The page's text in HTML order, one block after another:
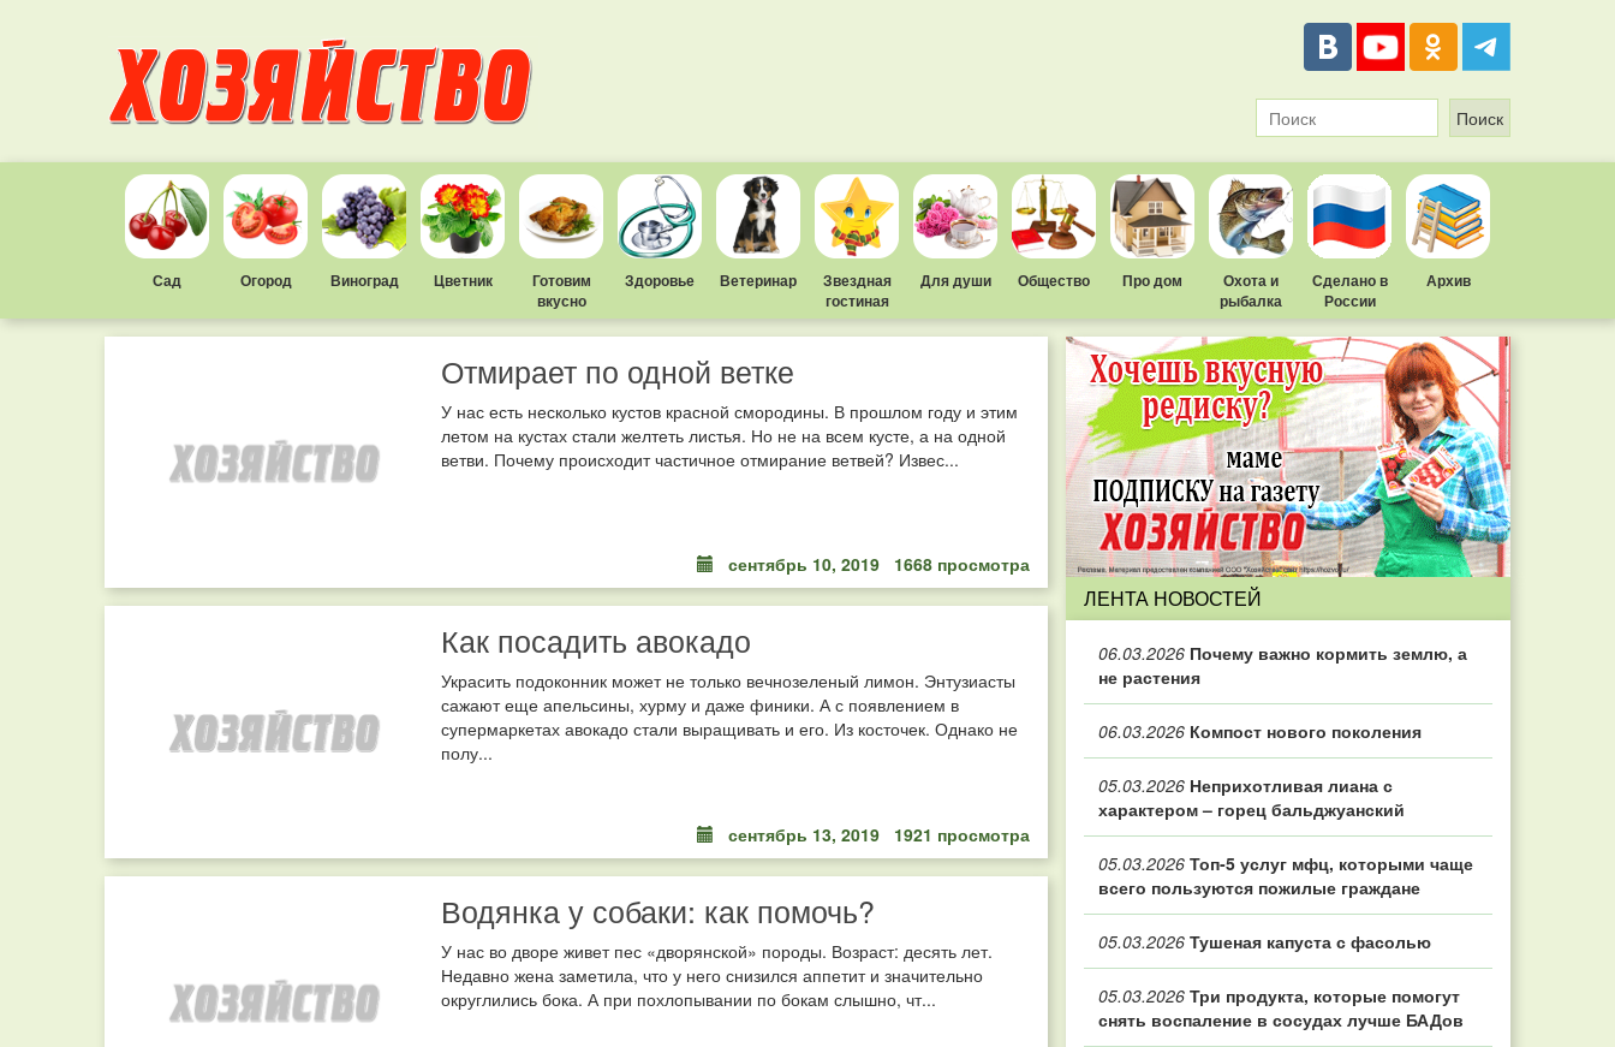
Сад Огород Виноград Цветник
Готовим
вкусно
Здоровье Ветеринар
Звездная
гостиная
Для души Общество Про дом
Охота и
рыбалка
Сделано в
России
Архив
Отмирает по одной ветке
У нас есть несколько кустов красной смородины. В прошлом году и этим
летом на кустах стали желтеть листья. Но не на всем кусте, а на одной
ветви. Почему происходит частичное отмирание ветвей? Извес...
сентябрь 10, 2019 1668 просмотра
Как посадить авокадо
Украсить подоконник может не только вечнозеленый лимон. Энтузиасты
сажают еще апельсины, хурму и даже финики. А с появлением в
супермаркетах авокадо стали выращивать и его. Из косточек. Однако не
полу...
сентябрь 13, 2019 1921 просмотра
Водянка у собаки: как помочь?
У нас во дворе живет пес «дворянской» породы. Возраст: десять лет.
Недавно жена заметила, что у него снизился аппетит и значительно
округлились бока. А при похлопывании по бокам слышно, чт...
ЛЕНТА НОВОСТЕЙ
06.03.2026 Почему важно кормить землю, а
не растения
06.03.2026 Компост нового поколения
05.03.2026 Неприхотливая лиана с
характером – горец бальджуанский
05.03.2026 Топ‑5 услуг мфц, которыми чаще
всего пользуются пожилые граждане
05.03.2026 Тушеная капуста с фасолью
05.03.2026 Три продукта, которые помогут
снять воспаление в сосудах лучше БАДов